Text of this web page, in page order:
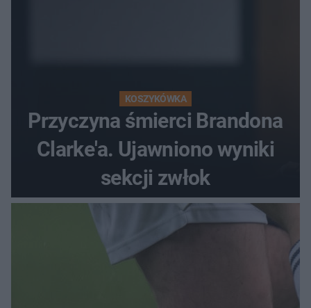
KOSZYKÓWKA
Przyczyna śmierci Brandona
Clarke'a. Ujawniono wyniki
sekcji zwłok